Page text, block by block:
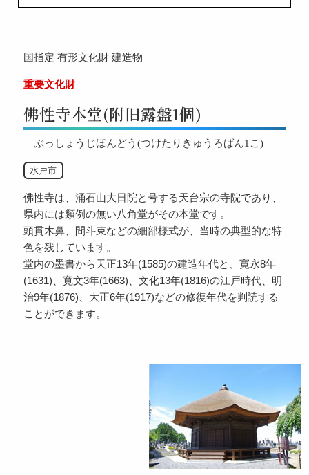
国指定 有形文化財 建造物
重要文化財
佛性寺本堂(附旧露盤1個)
ぶっしょうじほんどう(つけたりきゅうろばん1こ)
水戸市
佛性寺は、涌石山大日院と号する天台宗の寺院であり、
県内には類例の無い八角堂がその本堂です。
頭貫木鼻、間斗束などの細部様式が、当時の典型的な特
色を残しています。
堂内の墨書から天正13年(1585)の建造年代と、寛永8年
(1631)、寛文3年(1663)、文化13年(1816)の江戸時代、明
治9年(1876)、大正6年(1917)などの修復年代を判読する
ことができます。